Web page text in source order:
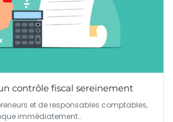
contrôle fiscal sereinement
et de responsables comptables,
immédiatement…